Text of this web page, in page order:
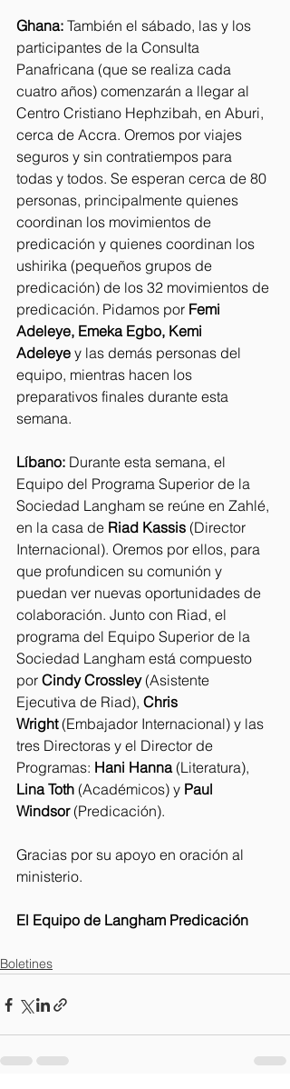
Ghana: También el sábado, las y los
participantes de la Consulta
Panafricana (que se realiza cada
cuatro años) comenzarán a llegar al
Centro Cristiano Hephzibah, en Aburi,
cerca de Accra. Oremos por viajes
seguros y sin contratiempos para
todas y todos. Se esperan cerca de 80
personas, principalmente quienes
coordinan los movimientos de
predicación y quienes coordinan los
ushirika (pequeños grupos de
predicación) de los 32 movimientos de
predicación. Pidamos por Femi
Adeleye, Emeka Egbo, Kemi
Adeleye y las demás personas del
equipo, mientras hacen los
preparativos finales durante esta
semana.
Líbano: Durante esta semana, el
Equipo del Programa Superior de la
Sociedad Langham se reúne en Zahlé,
en la casa de Riad Kassis (Director
Internacional). Oremos por ellos, para
que profundicen su comunión y
puedan ver nuevas oportunidades de
colaboración. Junto con Riad, el
programa del Equipo Superior de la
Sociedad Langham está compuesto
por Cindy Crossley (Asistente
Ejecutiva de Riad), Chris
Wright (Embajador Internacional) y las
tres Directoras y el Director de
Programas: Hani Hanna (Literatura),
Lina Toth (Académicos) y Paul
Windsor (Predicación).
Gracias por su apoyo en oración al
ministerio.
El Equipo de Langham Predicación
Boletines